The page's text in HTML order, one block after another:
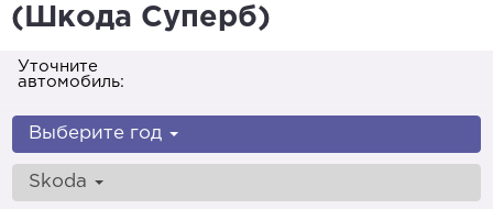
(Шкода Суперб)
Уточните
автомобиль:
Выберите год
Skoda